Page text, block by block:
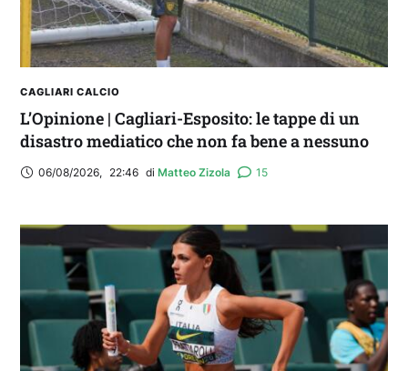
CAGLIARI CALCIO
L’Opinione | Cagliari-Esposito: le tappe di un
disastro mediatico che non fa bene a nessuno
06/08/2026, 22:46 di Matteo Zizola 15